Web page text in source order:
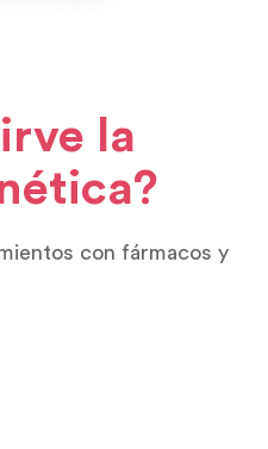
la
con fármacos y